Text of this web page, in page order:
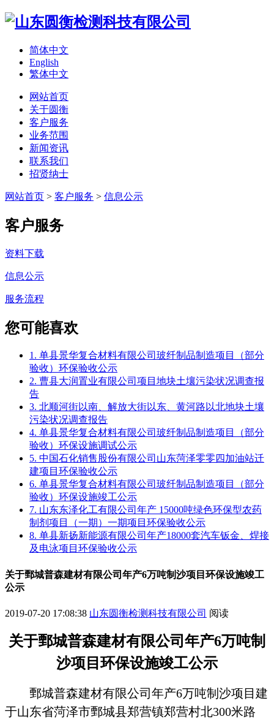
简体中文
English
繁体中文
网站首页
关于圆衡
客户服务
业务范围
新闻资讯
联系我们
招贤纳士
网站首页 > 客户服务 > 信息公示
客户服务
资料下载
信息公示
服务流程
您可能喜欢
1. 单县景华复合材料有限公司玻纤制品制造项目（部分
验收）环保验收公示
2. 曹县大润置业有限公司项目地块土壤污染状况调查报
告
3. 北顺河街以南、解放大街以东、黄河路以北地块土壤
污染状况调查报告
4. 单县景华复合材料有限公司玻纤制品制造项目（部分
验收）环保设施调试公示
5. 中国石化销售股份有限公司山东菏泽零零四加油站迁
建项目环保验收公示
6. 单县景华复合材料有限公司玻纤制品制造项目（部分
验收）环保设施竣工公示
7. 山东东泽化工有限公司年产 15000吨绿色环保型农药
制剂项目（一期）一期项目环保验收公示
8. 单县新扬新能源有限公司年产18000套汽车钣金、焊接
及电泳项目环保验收公示
关于鄄城普森建材有限公司年产6万吨制沙项目环保设施竣工
公示
2019-07-20 17:08:38 山东圆衡检测科技有限公司 阅读
关于鄄城普森建材有限公司年产6万吨制
沙项目环保设施竣工公示
鄄城普森建材有限公司年产6万吨制沙项目建
于山东省菏泽市鄄城县郑营镇郑营村北300米路